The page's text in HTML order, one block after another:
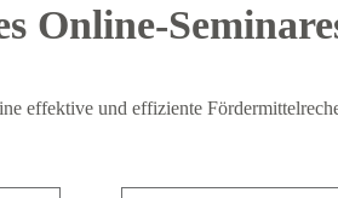
Online-
effektive und effiziente